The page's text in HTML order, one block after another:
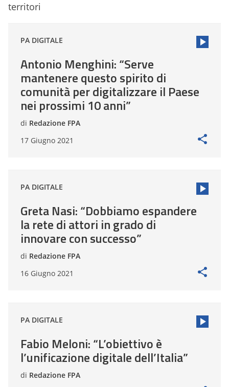
territori
PA DIGITALE
Antonio Menghini: “Serve
mantenere questo spirito di
comunità per digitalizzare il Paese
nei prossimi 10 anni”
di Redazione FPA
17 Giugno 2021
PA DIGITALE
Greta Nasi: “Dobbiamo espandere
la rete di attori in grado di
innovare con successo”
di Redazione FPA
16 Giugno 2021
PA DIGITALE
Fabio Meloni: “L’obiettivo è
l’unificazione digitale dell’Italia”
di Redazione FPA